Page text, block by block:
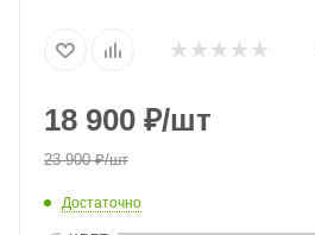
18 900 ₽/шт
23 900₽/шт
Достаточно